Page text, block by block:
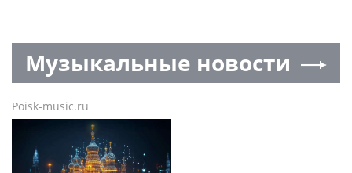
Музыкальные новости
Poisk-music.ru